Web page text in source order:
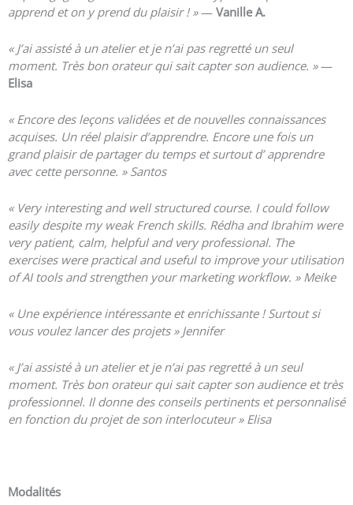
apprend et on y prend du plaisir ! »— Vanille A.
« J’ai assisté à un atelier et je n’ai pas regretté un seul
moment. Très bon orateur qui sait capter son audience. »—
Elisa
« Encore des leçons validées et de nouvelles connaissances
acquises. Un réel plaisir d’apprendre. Encore une fois un
grand plaisir de partager du temps et surtout d’ apprendre
avec cette personne. » Santos
« Very interesting and well structured course. I could follow
easily despite my weak French skills. Rédha and Ibrahim were
very patient, calm, helpful and very professional. The
exercises were practical and useful to improve your utilisation
of AI tools and strengthen your marketing workflow. » Meike
« Une expérience intéressante et enrichissante ! Surtout si
vous voulez lancer des projets » Jennifer
« J’ai assisté à un atelier et je n’ai pas regretté à un seul
moment. Très bon orateur qui sait capter son audience et très
professionnel. Il donne des conseils pertinents et personnalisé
en fonction du projet de son interlocuteur » Elisa
Modalités